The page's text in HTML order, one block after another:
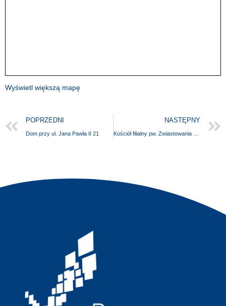
Wyświetl większą mapę
POPRZEDNI
Dom przy ul. Jana Pawła II 21
NASTĘPNY